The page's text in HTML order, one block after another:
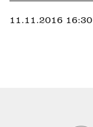
11.11.2016 16:30